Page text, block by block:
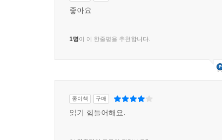
좋아요
1명이 이 한줄평을 추천합니다.
종이책 구매
읽기 힘들어해요.